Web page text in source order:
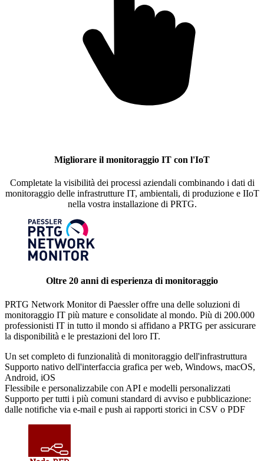
Migliorare il monitoraggio IT con l'IoT
Completate la visibilità dei processi aziendali combinando i dati di
monitoraggio delle infrastrutture IT, ambientali, di produzione e IIoT
nella vostra installazione di PRTG.
Oltre 20 anni di esperienza di monitoraggio
PRTG Network Monitor di Paessler offre una delle soluzioni di
monitoraggio IT più mature e consolidate al mondo. Più di 200.000
professionisti IT in tutto il mondo si affidano a PRTG per assicurare
la disponibilità e le prestazioni del loro IT.
Un set completo di funzionalità di monitoraggio dell'infrastruttura
Supporto nativo dell'interfaccia grafica per web, Windows, macOS,
Android, iOS
Flessibile e personalizzabile con API e modelli personalizzati
Supporto per tutti i più comuni standard di avviso e pubblicazione:
dalle notifiche via e-mail e push ai rapporti storici in CSV o PDF